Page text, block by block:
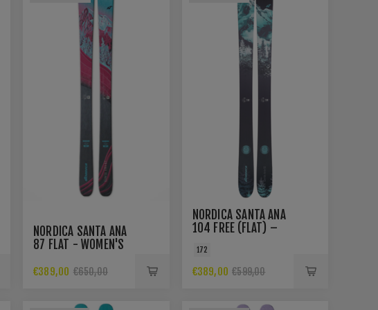
NORDICA SANTA ANA
87 FLAT - WOMEN'S
BLUE/PURPLE
€389,00 €650,00
NORDICA SANTA ANA
104 FREE (FLAT) –
DAMEN FREERIDE-SKI
172
€389,00 €599,00